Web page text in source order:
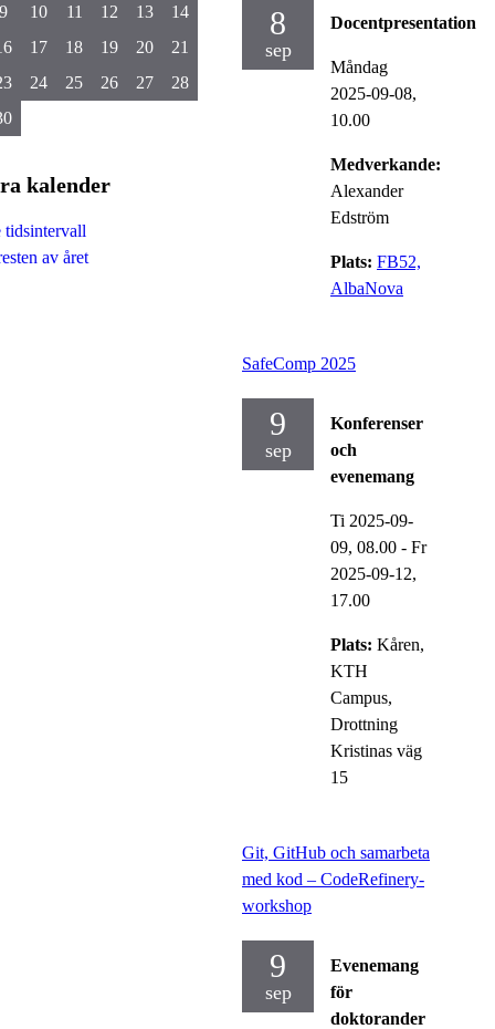
8
sep
Docentpresentation
Måndag
2025-09-08,
10.00
Medverkande:
Alexander
Edström
Plats: FB52,
AlbaNova
SafeComp 2025
9
sep
Konferenser
och
evenemang
Ti 2025-09-
09, 08.00 - Fr
2025-09-12,
17.00
Plats: Kåren,
KTH
Campus,
Drottning
Kristinas väg
15
Git, GitHub och samarbeta
med kod – CodeRefinery-
workshop
9
sep
Evenemang
för
doktorander
9
10 11 12 13
14
17 18 19 20
21
24 25 26 27
28
kalender
tidsintervall
av året